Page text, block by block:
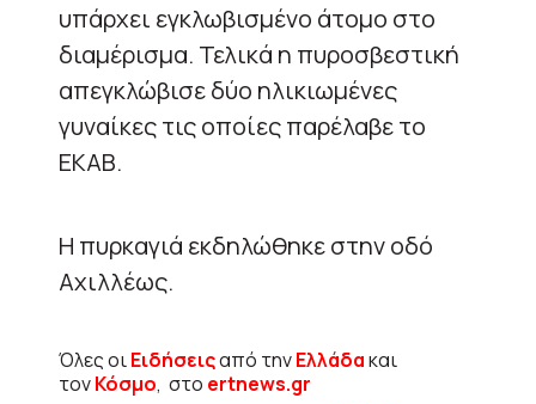
υπάρχει εγκλωβισμένο άτομο στο
διαμέρισμα. Τελικά η πυροσβεστική
απεγκλώβισε δύο ηλικιωμένες
γυναίκες τις οποίες παρέλαβε το
ΕΚΑΒ.
Η πυρκαγιά εκδηλώθηκε στην οδό
Αχιλλέως.
Όλες οιΕιδήσειςαπό τηνΕλλάδακαι
τονΚόσμο, στο ertnews.gr